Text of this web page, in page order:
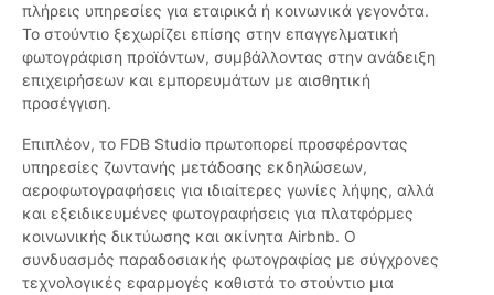
πλήρεις υπηρεσίες για εταιρικά ή κοινωνικά γεγονότα.
Το στούντιο ξεχωρίζει επίσης στην επαγγελματική
φωτογράφιση προϊόντων, συμβάλλοντας στην ανάδειξη
επιχειρήσεων και εμπορευμάτων με αισθητική
προσέγγιση.
Επιπλέον, το FDB Studio πρωτοπορεί προσφέροντας
υπηρεσίες ζωντανής μετάδοσης εκδηλώσεων,
αεροφωτογραφήσεις για ιδιαίτερες γωνίες λήψης, αλλά
και εξειδικευμένες φωτογραφήσεις για πλατφόρμες
κοινωνικής δικτύωσης και ακίνητα Airbnb. Ο
συνδυασμός παραδοσιακής φωτογραφίας με σύγχρονες
τεχνολογικές εφαρμογές καθιστά το στούντιο μια